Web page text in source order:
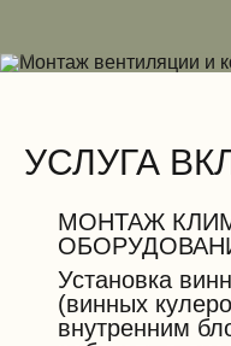
УСЛУГА
МОНТАЖ
Установка
(винных
внутренним